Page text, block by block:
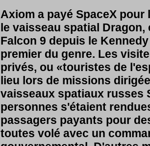
Axiom a payé SpaceX
le vaisseau spatial
Falcon 9 depuis le
premier du genre. Les
privés, ou «touristes de
lieu lors de missions
vaisseaux spatiaux russes
personnes s'étaient
passagers payants pour
toutes volé avec un